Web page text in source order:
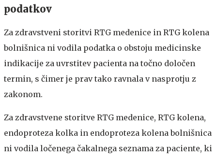
podatkov
Za zdravstveni storitvi RTG medenice in RTG kolena
bolnišnica ni vodila podatka o obstoju medicinske
indikacije za uvrstitev pacienta na točno določen
termin, s čimer je prav tako ravnala v nasprotju z
zakonom.
Za zdravstvene storitve RTG medenice, RTG kolena,
endoproteza kolka in endoproteza kolena bolnišnica
ni vodila ločenega čakalnega seznama za paciente, ki